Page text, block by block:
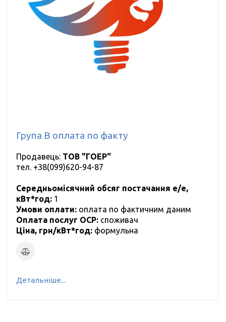
Група B оплата по факту
Продавець: ТОВ "ГОЕР"
тел. +38(099)620-94-87
Середньомісячний обсяг постачання е/е,
кВт*год: 1
Умови оплати: оплата по фактичним даним
Оплата послуг ОСР: cпоживач
Ціна, грн/кВт*год: формульна
Детальніше...